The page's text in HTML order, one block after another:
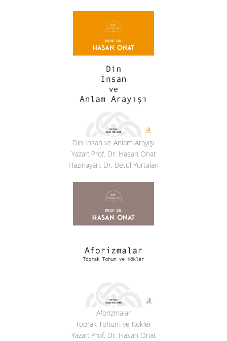
Din İnsan ve Anlam Arayışı
Yazar: Prof. Dr. Hasan Onat
Hazırlayan: Dr. Betül Yurtalan
Aforizmalar
Toprak Tohum ve Kökler
Yazar: Prof. Dr. Hasan Onat